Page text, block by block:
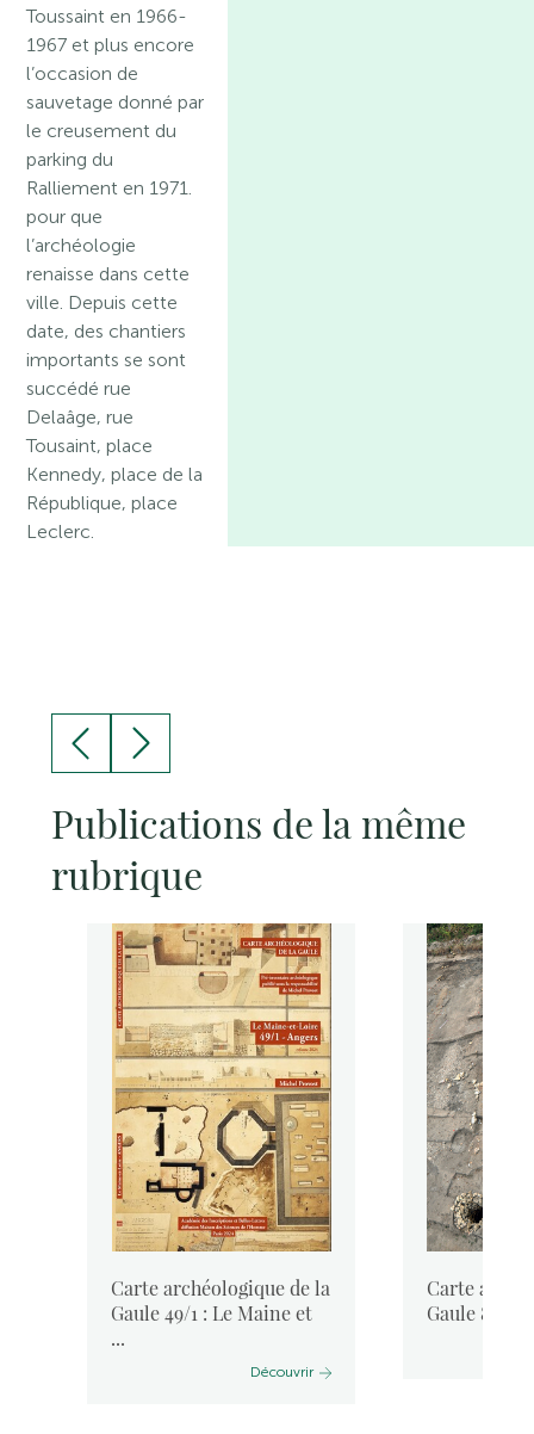
Toussaint en 1966-
1967 et plus encore
l’occasion de
sauvetage donné par
le creusement du
parking du
Ralliement en 1971.
pour que
l’archéologie
renaisse dans cette
ville. Depuis cette
date, des chantiers
importants se sont
succédé rue
Delaâge, rue
Tousaint, place
Kennedy, place de la
République, place
Leclerc.
Publications de la même
rubrique
Carte archéologique de la
Gaule 49/1 : Le Maine et
...
Découvrir
Carte
Gaule 85 :